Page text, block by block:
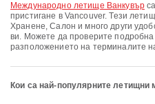
Международно летище Ванкувър
пристигане в Vancouver. Тези
Хранене, Салон и много други
ви. Можете да проверите
разположението на терминалите
Кои са най-популярните летищни